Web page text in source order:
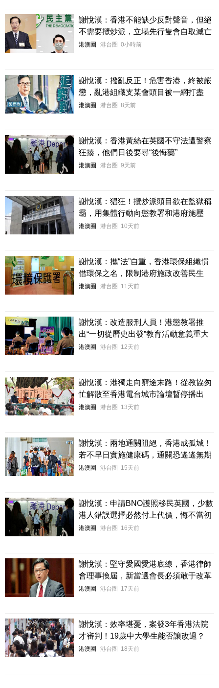
謝悅漢：香港不能缺少反對聲音，但絕
不需要攬炒派，立場先行隻會自取滅亡
港澳圈 港台圈 0小時前
謝悅漢：撥亂反正！危害香港，終被嚴
懲，亂港組織支某會頭目被一網打盡
港澳圈 港台圈 8天前
謝悅漢：香港黃絲在英國不守法遭警察
狂揍，他們日後要尋“後悔藥”
港澳圈 港台圈 9天前
謝悅漢：猖狂！攬炒派頭目欲在監獄稱
霸，用集體行動向懲教署和港府施壓
港澳圈 港台圈 10天前
謝悅漢：攜“法”自重，香港環保組織慣
借環保之名，限制港府施政改善民生
港澳圈 港台圈 11天前
謝悅漢：改造服刑人員！港懲教署推
出“一切從曆史出發”教育活動意義重大
港澳圈 港台圈 12天前
謝悅漢：港獨走向窮途末路！從教協匆
忙解散至香港電台城市論壇暫停播出
港澳圈 港台圈 13天前
謝悅漢：兩地通關阻絕，香港成孤城！
若不早日實施健康碼，通關恐遙遙無期
港澳圈 港台圈 15天前
謝悅漢：申請BNO護照移民英國，少數
港人錯誤選擇必然付上代價，悔不當初
港澳圈 港台圈 16天前
謝悅漢：堅守愛國愛港底線，香港律師
會理事換屆，新當選會長必須敢于改革
港澳圈 港台圈 17天前
謝悅漢：效率堪憂，案發3年香港法院
才審判！19歲中大學生能否讓改過？
港澳圈 港台圈 18天前